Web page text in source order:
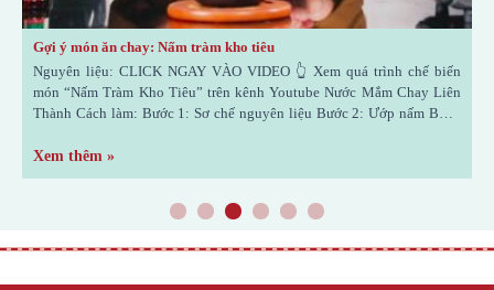
Gợi ý món ăn chay: Nấm tràm kho tiêu
Nguyên liệu: CLICK NGAY VÀO VIDEO 👆 Xem quá trình chế biến
món “Nấm Tràm Kho Tiêu” trên kênh Youtube Nước Mắm Chay Liên
Thành Cách làm: Bước 1: Sơ chế nguyên liệu Bước 2: Ướp nấm Bước
Xem thêm »
1 2 3 4 5 6